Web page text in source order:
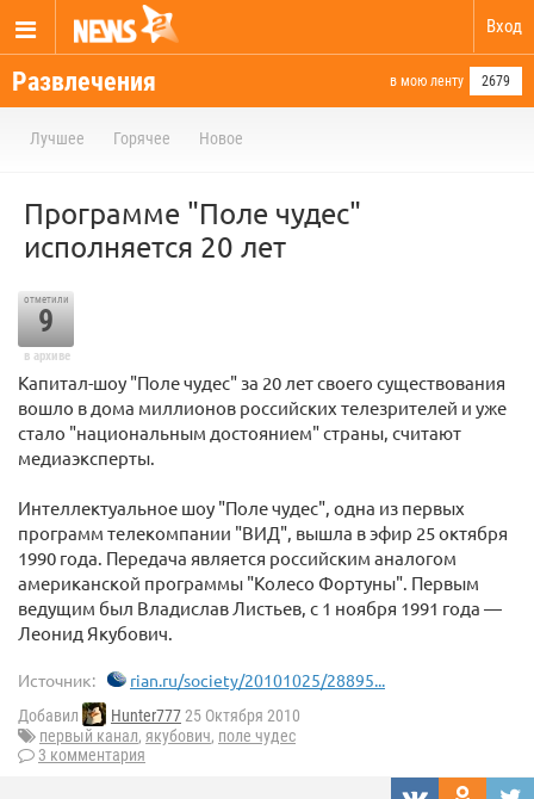
Вход
Развлечения в мою ленту 2679
Лучшее Горячее Новое
Программе "Поле чудес"
исполняется 20 лет
отметили
9
в архиве
Капитал-шоу "Поле чудес" за 20 лет своего существования
вошло в дома миллионов российских телезрителей и уже
стало "национальным достоянием" страны, считают
медиаэксперты.
Интеллектуальное шоу "Поле чудес", одна из первых
программ телекомпании "ВИД", вышла в эфир 25 октября
1990 года. Передача является российским аналогом
американской программы "Колесо Фортуны". Первым
ведущим был Владислав Листьев, с 1 ноября 1991 года —
Леонид Якубович.
Источник: rian.ru/society/20101025/28895...
Добавил Hunter77725 Октября 2010
первый канал, якубович, поле чудес
3 комментария